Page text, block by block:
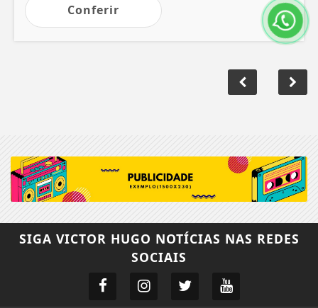
Conferir
SIGA VICTOR HUGO NOTÍCIAS NAS REDES
SOCIAIS